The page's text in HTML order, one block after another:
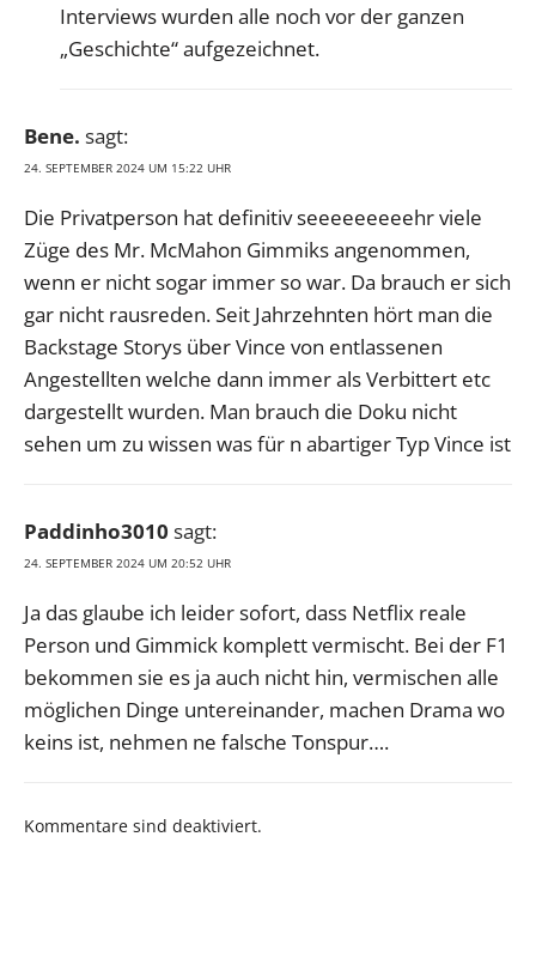
Interviews wurden alle noch vor der ganzen
„Geschichte“ aufgezeichnet.
Bene. sagt:
24. SEPTEMBER 2024 UM 15:22 UHR
Die Privatperson hat definitiv seeeeeeeeehr viele
Züge des Mr. McMahon Gimmiks angenommen,
wenn er nicht sogar immer so war. Da brauch er sich
gar nicht rausreden. Seit Jahrzehnten hört man die
Backstage Storys über Vince von entlassenen
Angestellten welche dann immer als Verbittert etc
dargestellt wurden. Man brauch die Doku nicht
sehen um zu wissen was für n abartiger Typ Vince ist
Paddinho3010 sagt:
24. SEPTEMBER 2024 UM 20:52 UHR
Ja das glaube ich leider sofort, dass Netflix reale
Person und Gimmick komplett vermischt. Bei der F1
bekommen sie es ja auch nicht hin, vermischen alle
möglichen Dinge untereinander, machen Drama wo
keins ist, nehmen ne falsche Tonspur….
Kommentare sind deaktiviert.